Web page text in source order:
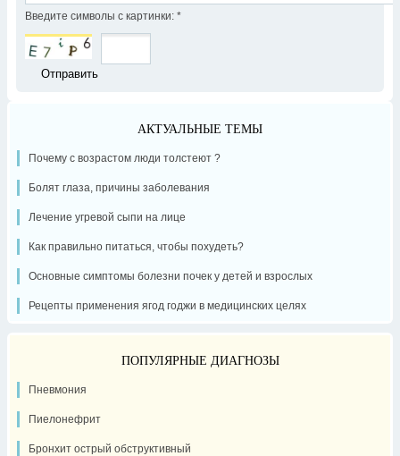
Введите символы с картинки: *
АКТУАЛЬНЫЕ ТЕМЫ
Почему с возрастом люди толстеют ?
Болят глаза, причины заболевания
Лечение угревой сыпи на лице
Как правильно питаться, чтобы похудеть?
Основные симптомы болезни почек у детей и взрослых
Рецепты применения ягод годжи в медицинских целях
ПОПУЛЯРНЫЕ ДИАГНОЗЫ
Пневмония
Пиелонефрит
Бронхит острый обструктивный